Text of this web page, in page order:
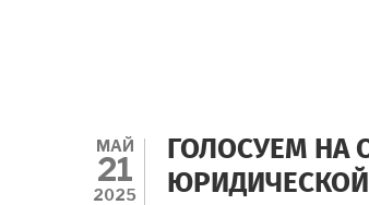
МАЙ
21
2025
ГОЛОСУЕМ НА